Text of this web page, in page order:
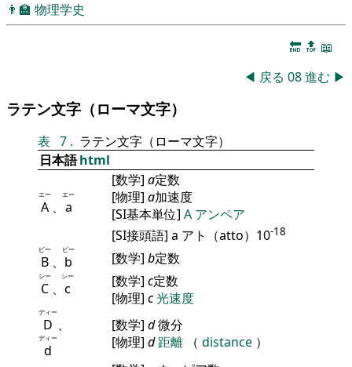
👨‍🏫 物理学史
🔚 🔝 📖
◀ 戻る 08進む ▶
ラテン文字（ローマ文字）
表 7 . ラテン文字（ローマ文字）
日本語html
A
エー
、 a
エー
[数学] a定数
[物理] a加速度
[SI基本単位] A アンペア
[SI接頭語] a アト（atto）10-18
B
ビー
、 b
ビー
[数学] b定数
C
シー
、 c
シー [数学] c定数
[物理] c光速度
D
ディー
、
d
ディー
[数学] d微分
[物理] d 距離 （ distance ）